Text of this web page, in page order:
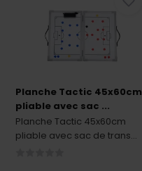
Planche Tactic 45x60cm
pliable avec sac ...
Planche Tactic 45x60cm
pliable avec sac de trans...